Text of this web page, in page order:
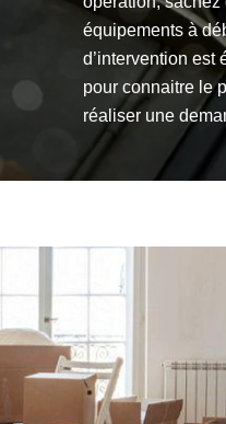
équipements à
d’intervention est
pour connaitre le
réaliser une